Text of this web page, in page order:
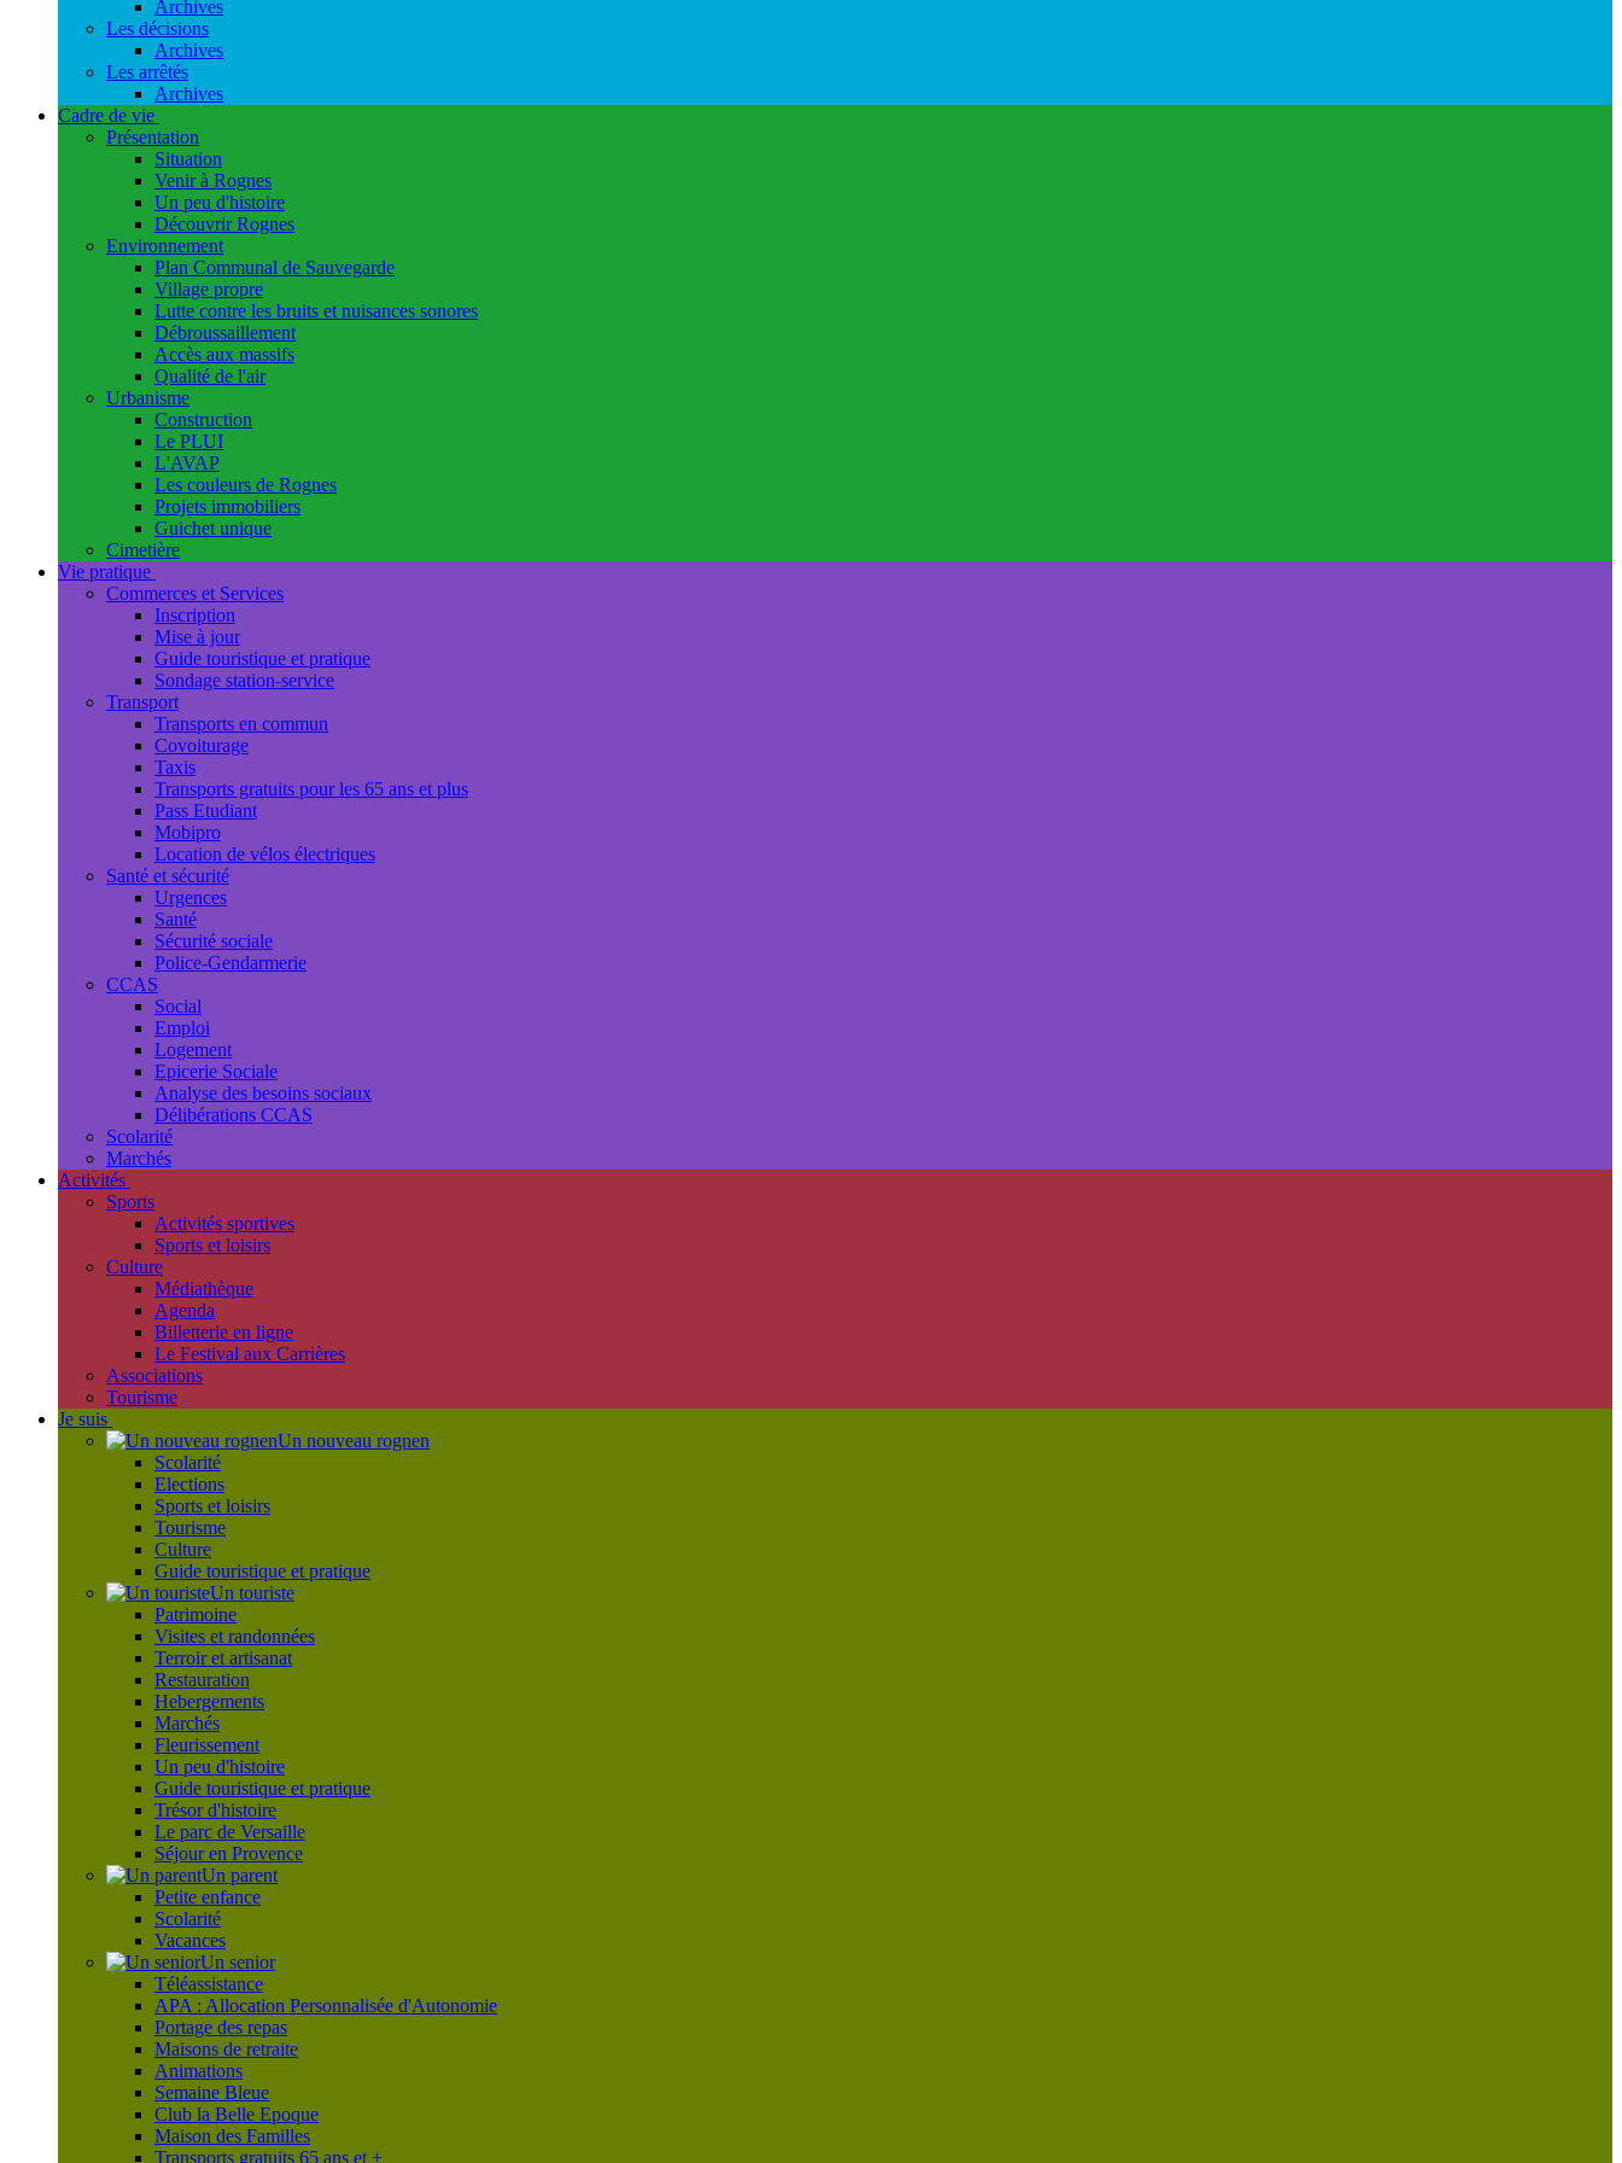
Archives
Les décisions
Archives
Les arrêtés
Archives
Cadre de vie
Présentation
Situation
Venir à Rognes
Un peu d'histoire
Découvrir Rognes
Environnement
Plan Communal de Sauvegarde
Village propre
Lutte contre les bruits et nuisances sonores
Débroussaillement
Accès aux massifs
Qualité de l'air
Urbanisme
Construction
Le PLUI
L'AVAP
Les couleurs de Rognes
Projets immobiliers
Guichet unique
Cimetière
Vie pratique
Commerces et Services
Inscription
Mise à jour
Guide touristique et pratique
Sondage station-service
Transport
Transports en commun
Covoiturage
Taxis
Transports gratuits pour les 65 ans et plus
Pass Etudiant
Mobipro
Location de vélos électriques
Santé et sécurité
Urgences
Santé
Sécurité sociale
Police-Gendarmerie
CCAS
Social
Emploi
Logement
Epicerie Sociale
Analyse des besoins sociaux
Délibérations CCAS
Scolarité
Marchés
Activités
Sports
Activités sportives
Sports et loisirs
Culture
Médiathèque
Agenda
Billetterie en ligne
Le Festival aux Carrières
Associations
Tourisme
Je suis
Un nouveau rognen
Scolarité
Elections
Sports et loisirs
Tourisme
Culture
Guide touristique et pratique
Un touriste
Patrimoine
Visites et randonnées
Terroir et artisanat
Restauration
Hebergements
Marchés
Fleurissement
Un peu d'histoire
Guide touristique et pratique
Trésor d'histoire
Le parc de Versaille
Séjour en Provence
Un parent
Petite enfance
Scolarité
Vacances
Un senior
Téléassistance
APA : Allocation Personnalisée d'Autonomie
Portage des repas
Maisons de retraite
Animations
Semaine Bleue
Club la Belle Epoque
Maison des Familles
Transports gratuits 65 ans et +